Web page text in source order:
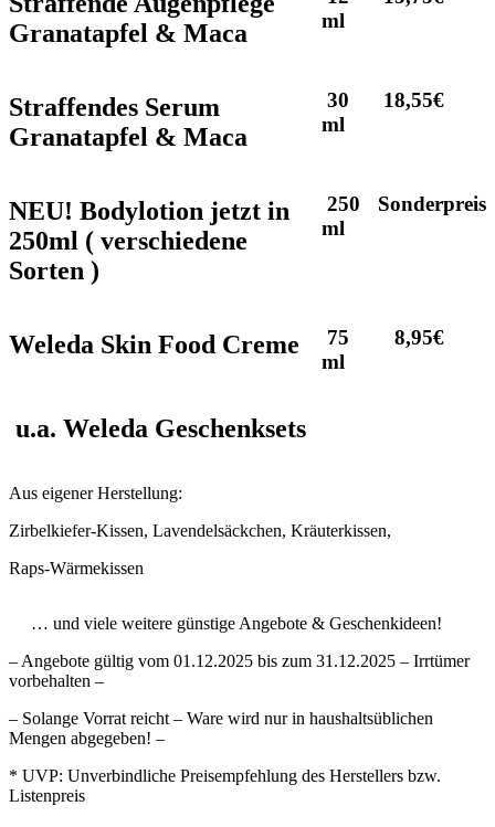
Granatapfel & Maca
ml
Straffendes Serum
Granatapfel & Maca
30
ml
18,55€
NEU! Bodylotion jetzt in
250ml ( verschiedene
Sorten )
250
ml
Sonderpreis
Weleda Skin Food Creme
75
ml
8,95€
u.a. Weleda Geschenksets
Aus eigener Herstellung:
Zirbelkiefer-Kissen, Lavendelsäck­chen, Kräuterkissen,
Raps-Wärmekissen
… und viele weitere günstige Angebote & Geschenkideen!
– Angebote gültig vom 01.12.2025 bis zum 31.12.2025 – Irrtümer
vorbehalten –
– Solange Vorrat reicht – Ware wird nur in haushaltsüblichen
Mengen abgegeben! –
* UVP: Unverbindliche Preisempfehlung des Herstellers bzw.
Listenpreis